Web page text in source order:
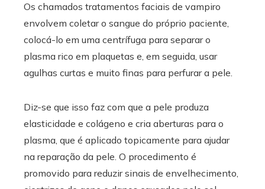
Os chamados tratamentos faciais de vampiro
envolvem coletar o sangue do próprio paciente,
colocá-lo em uma centrífuga para separar o
plasma rico em plaquetas e, em seguida, usar
agulhas curtas e muito finas para perfurar a pele.
Diz-se que isso faz com que a pele produza
elasticidade e colágeno e cria aberturas para o
plasma, que é aplicado topicamente para ajudar
na reparação da pele. O procedimento é
promovido para reduzir sinais de envelhecimento,